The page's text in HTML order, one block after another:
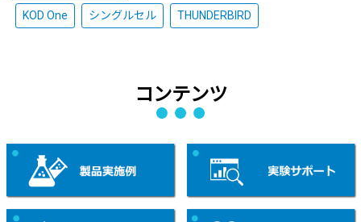
KOD One シングルセル THUNDERBIRD
コンテンツ